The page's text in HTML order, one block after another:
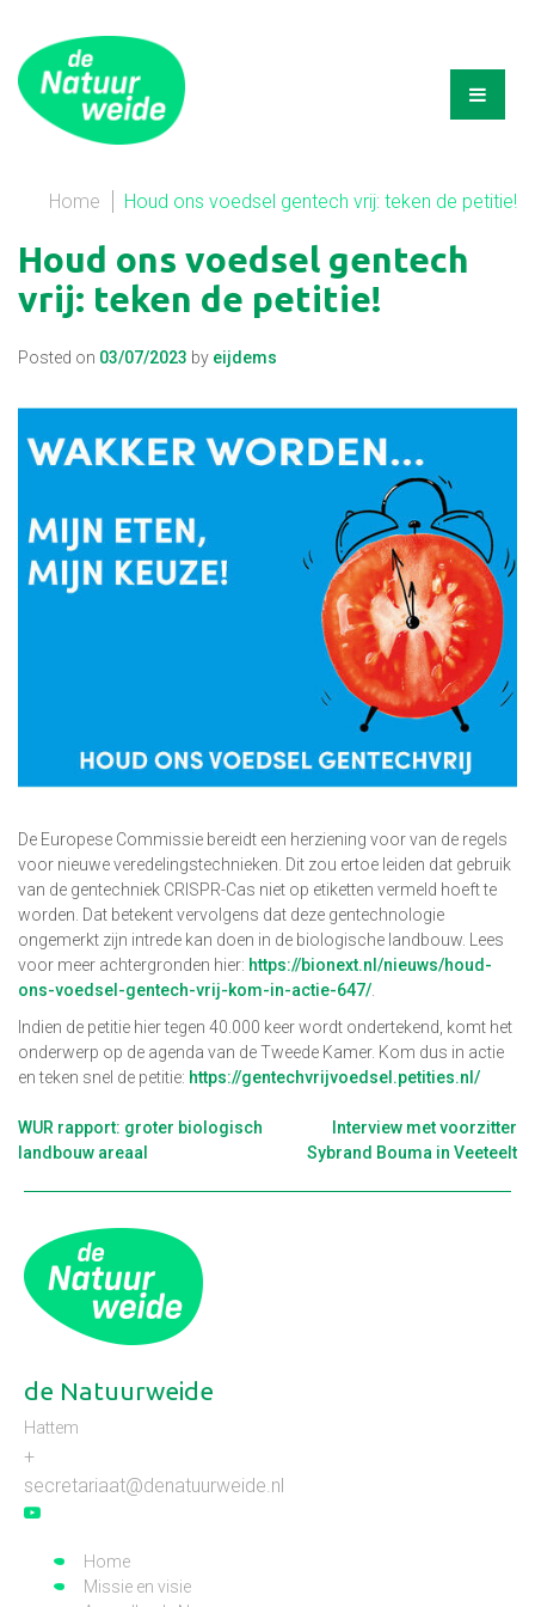
Home Houd ons voedsel gentech vrij: teken de petitie!
Houd ons voedsel gentech
vrij: teken de petitie!
Posted on 03/07/2023 by eijdems
De Europese Commissie bereidt een herziening voor van de regels
voor nieuwe veredelingstechnieken. Dit zou ertoe leiden dat gebruik
van de gentechniek CRISPR-Cas niet op etiketten vermeld hoeft te
worden. Dat betekent vervolgens dat deze gentechnologie
ongemerkt zijn intrede kan doen in de biologische landbouw. Lees
voor meer achtergronden hier: https://bionext.nl/nieuws/houd-
ons-voedsel-gentech-vrij-kom-in-actie-647/
Indien de petitie hier tegen 40.000 keer wordt ondertekend, komt het
onderwerp op de agenda van de Tweede Kamer. Kom dus in actie
en teken snel de petitie: https://gentechvrijvoedsel.petities.nl/
Berichtnavigatie
WUR rapport: groter biologisch
landbouw areaal
Interview met voorzitter
Sybrand Bouma in Veeteelt
de Natuurweide
Hattem
+
secretariaat@denatuurweide.nl
Home
Missie en visie